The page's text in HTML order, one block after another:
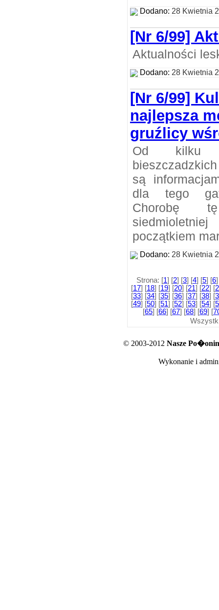
Dodano: 28 Kwietnia
[Nr 6/99]
Aktualności
Dodano: 28 Kwietnia
[Nr 6/99]
najlepsza
gruźlicy
Od kilku
są
dla tego
Chorobę
początkiem
Dodano: 28 Kwietnia
Strona: [1] [2] [3] [4] [5] [6
[17] [18] [19] [20] [21] [22] [
[33] [34] [35] [36] [37] [38] [
[49] [50] [51] [52] [53] [54] [
[65] [66] [67] [68] [69] [
© 2003-2012 Nasze
Wykonanie i